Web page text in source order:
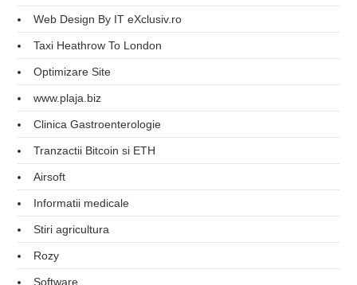
Web Design By IT eXclusiv.ro
Taxi Heathrow To London
Optimizare Site
www.plaja.biz
Clinica Gastroenterologie
Tranzactii Bitcoin si ETH
Airsoft
Informatii medicale
Stiri agricultura
Rozy
Software